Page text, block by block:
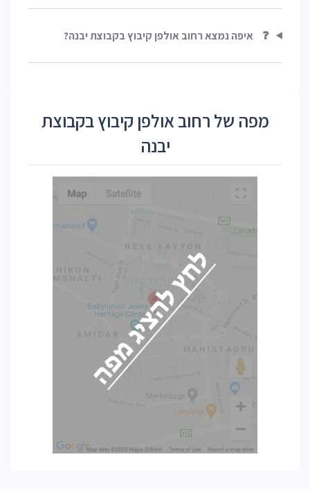
❓ איפה נמצא רחוב אולפן קיבוץ בקבוצת יבנה?
מפה של רחוב אולפן קיבוץ בקבוצת
יבנה